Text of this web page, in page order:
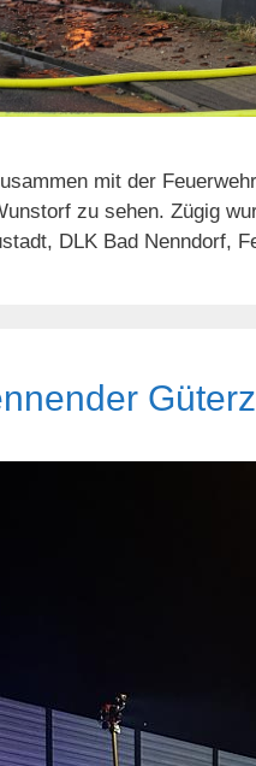
mit der
zu sehen. Zügig
DLK Bad Nenndorf,